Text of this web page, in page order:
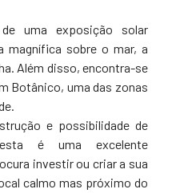
uma exposição solar
magnífica sobre o mar, a
Além disso, encontra-se
Botânico, uma das zonas
e possibilidade de
é uma excelente
investir ou criar a sua
calmo mas próximo do